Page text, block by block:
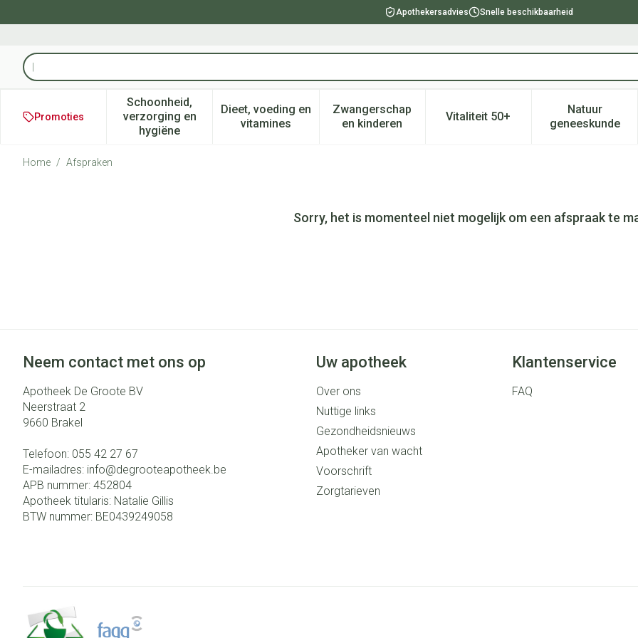
Apothekersadvies Snelle beschikbaarheid
Product, merk, categorie...
Promoties
Schoonheid,
verzorging en
hygiëne
Toon submenu voor Schoonheid, verzorging en hygiëne categorie
Dieet, voeding en
vitaminesToon submenu voor Dieet, voeding en vitamines categorie
Zwangerschap
en kinderenToon submenu voor Zwangerschap en kinderen
Vitaliteit 50+Toon submenu voor Vitaliteit
Natuur
geneeskunde
Toon
Home / Afspraken
Sorry, het is momenteel niet mogelijk om een afspraak te
Neem contact met ons op
Apotheek De Groote BV
Neerstraat 2
9660 Brakel
Telefoon: 055 42 27 67
E-mailadres: info@degrooteapotheek.be
APB nummer: 452804
Apotheek titularis: Natalie Gillis
BTW nummer: BE0439249058
Uw apotheek
Over ons
Nuttige links
Gezondheidsnieuws
Apotheker van wacht
Voorschrift
Zorgtarieven
Klantenservice
FAQ